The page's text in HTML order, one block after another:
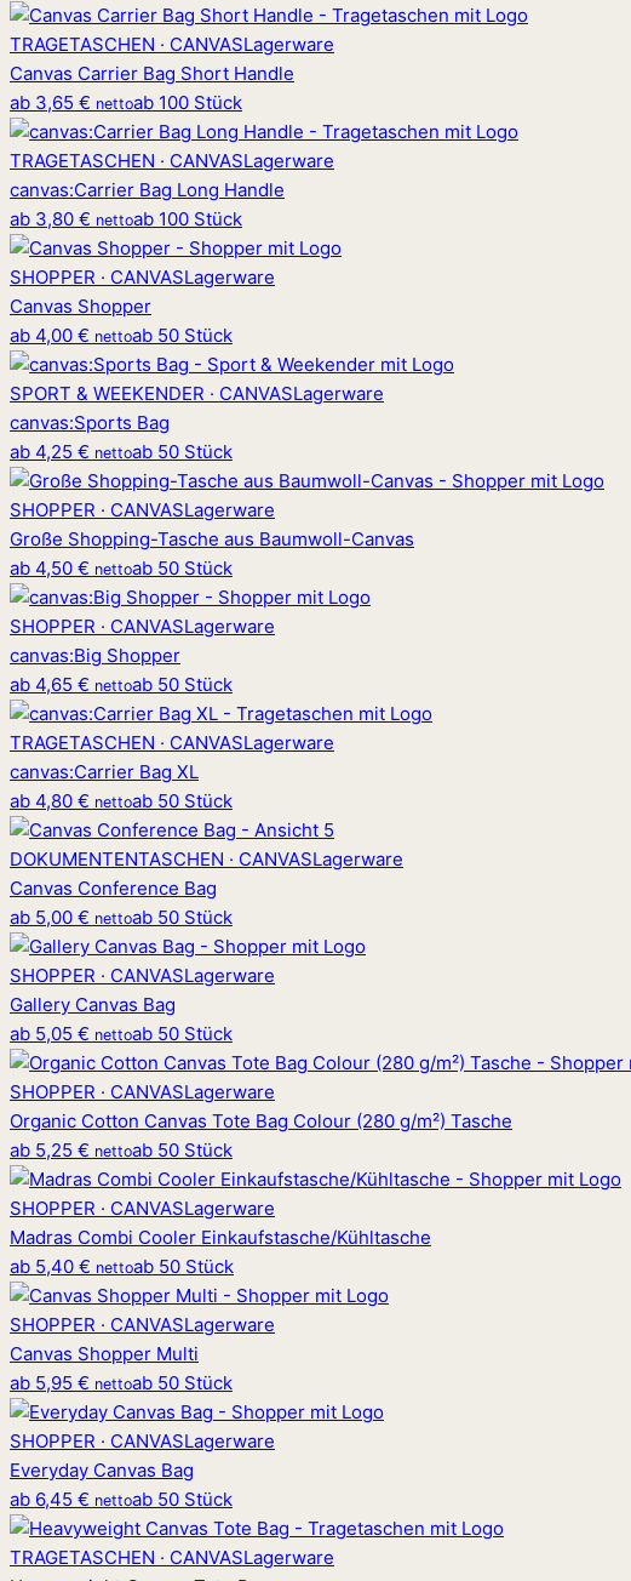
TRAGETASCHEN · CANVASLagerware
Canvas Carrier Bag Short Handle
ab 3,65 € nettoab 100 Stück
TRAGETASCHEN · CANVASLagerware
canvas:Carrier Bag Long Handle
ab 3,80 € nettoab 100 Stück
SHOPPER · CANVASLagerware
Canvas Shopper
ab 4,00 € nettoab 50 Stück
SPORT & WEEKENDER · CANVASLagerware
canvas:Sports Bag
ab 4,25 € nettoab 50 Stück
SHOPPER · CANVASLagerware
Große Shopping-Tasche aus Baumwoll-Canvas
ab 4,50 € nettoab 50 Stück
SHOPPER · CANVASLagerware
canvas:Big Shopper
ab 4,65 € nettoab 50 Stück
TRAGETASCHEN · CANVASLagerware
canvas:Carrier Bag XL
ab 4,80 € nettoab 50 Stück
DOKUMENTENTASCHEN · CANVASLagerware
Canvas Conference Bag
ab 5,00 € nettoab 50 Stück
SHOPPER · CANVASLagerware
Gallery Canvas Bag
ab 5,05 € nettoab 50 Stück
SHOPPER · CANVASLagerware
Organic Cotton Canvas Tote Bag Colour (280 g/m²) Tasche
ab 5,25 € nettoab 50 Stück
SHOPPER · CANVASLagerware
Madras Combi Cooler Einkaufstasche/Kühltasche
ab 5,40 € nettoab 50 Stück
SHOPPER · CANVASLagerware
Canvas Shopper Multi
ab 5,95 € nettoab 50 Stück
SHOPPER · CANVASLagerware
Everyday Canvas Bag
ab 6,45 € nettoab 50 Stück
TRAGETASCHEN · CANVASLagerware